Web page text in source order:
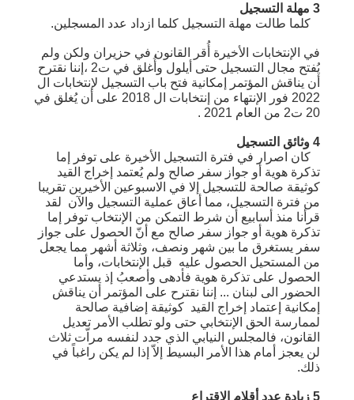
3 مهلة التسجيل
كلما طالت مهلة التسجيل كلما ازداد عدد المسجلين.
في الإنتخابات الأخيرة أُقر القانون في حزيران ولكن ولم
يُفتح مجال التسجيل حتى أيلول وأُغلق في ت2 ،إننا نقترح
أن يناقش المؤتمر إمكانية فتح باب التسجيل لإنتخابات ال
2022 فور الإنتهاء من إنتخابات ال 2018 على أن يُغلق في
20 ت2 من العام 2021 .
4 وثائق التسجيل
كان اصرار في فترة التسجيل الأخيرة على توفر إما
تذكرة هوية أو جواز سفر صالح ولم يُعتمد إخراج القيد
كوثيقة صالحة للتسجيل إلا في الاسبوعين الأخيرين تقريبا
من فترة التسجيل، مما أعاق عملية التسجيل والآن لقد
قرأنا منذ أسابيع أن شرط التمكن من الإنتخاب توفر إما
تذكرة هوية أو جواز سفر صالح مع أنّ الحصول على جواز
سفر يستغرق ما بين شهر ونصف، وثلاثة أشهر مما يجعل
من المستحيل الحصول عليه قبل الإنتخابات، وأما
الحصول على تذكرة هوية فأدهى وأصعبُ إذ يستدعي
الحضور الى لبنان ... إننا نقترح على المؤتمر أن يناقش
إمكانية إعتماد إخراج القيد كوثيقة إضافية صالحة
لممارسة الحق الإنتخابي حتى ولو تطلب الأمر تعديل
القانون، فالمجلس النيابي الذي جدد لنفسه مراّت ثلاث
لن يعجز أمام هذا الأمر البسيط إلاّ إذا لم يكن راغباً في
ذلك.
5 زيادة عدد أقلام الإقتراع